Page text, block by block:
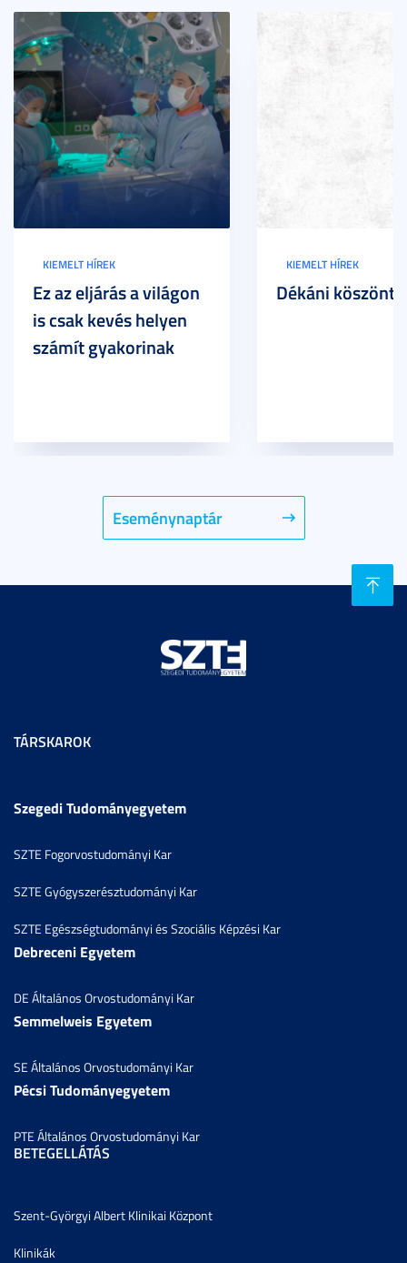
Eseménynaptár
KIEMELT HÍREK
Ez az eljárás a világon
is csak kevés helyen
számít gyakorinak
KIEMELT HÍREK
Dékáni köszöntő
TÁRSKAROK
Szegedi Tudományegyetem
SZTE Fogorvostudományi Kar
SZTE Gyógyszerésztudományi Kar
SZTE Egészségtudományi és Szociális Képzési Kar
Debreceni Egyetem
DE Általános Orvostudományi Kar
Semmelweis Egyetem
SE Általános Orvostudományi Kar
Pécsi Tudományegyetem
PTE Általános Orvostudományi Kar
BETEGELLÁTÁS
Szent-Györgyi Albert Klinikai Központ
Klinikák